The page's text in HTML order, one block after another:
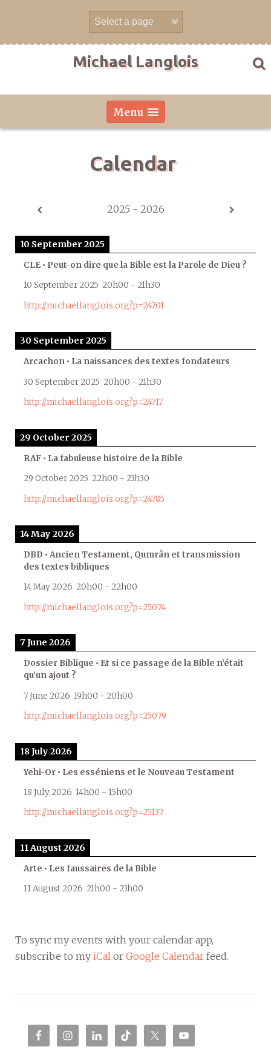
Michael Langlois
Menu
Calendar
2025 - 2026
10 September 2025
CLE • Peut-on dire que la Bible est la Parole de Dieu ?
10 September 2025 20h00 - 21h30
http://michaellanglois.org?p=24701
30 September 2025
Arcachon • La naissances des textes fondateurs
30 September 2025 20h00 - 21h30
http://michaellanglois.org?p=24717
29 October 2025
RAF • La fabuleuse histoire de la Bible
29 October 2025 22h00 - 23h30
http://michaellanglois.org?p=24785
14 May 2026
DBD • Ancien Testament, Qumrân et transmission
des textes bibliques
14 May 2026 20h00 - 22h00
http://michaellanglois.org?p=25074
7 June 2026
Dossier Biblique • Et si ce passage de la Bible n’était
qu’un ajout ?
7 June 2026 19h00 - 20h00
http://michaellanglois.org?p=25079
18 July 2026
Yehi-Or • Les esséniens et le Nouveau Testament
18 July 2026 14h00 - 15h00
http://michaellanglois.org?p=25137
11 August 2026
Arte • Les faussaires de la Bible
11 August 2026 21h00 - 23h00
To sync my events with your calendar app,
subscribe to my iCal or Google Calendar feed.